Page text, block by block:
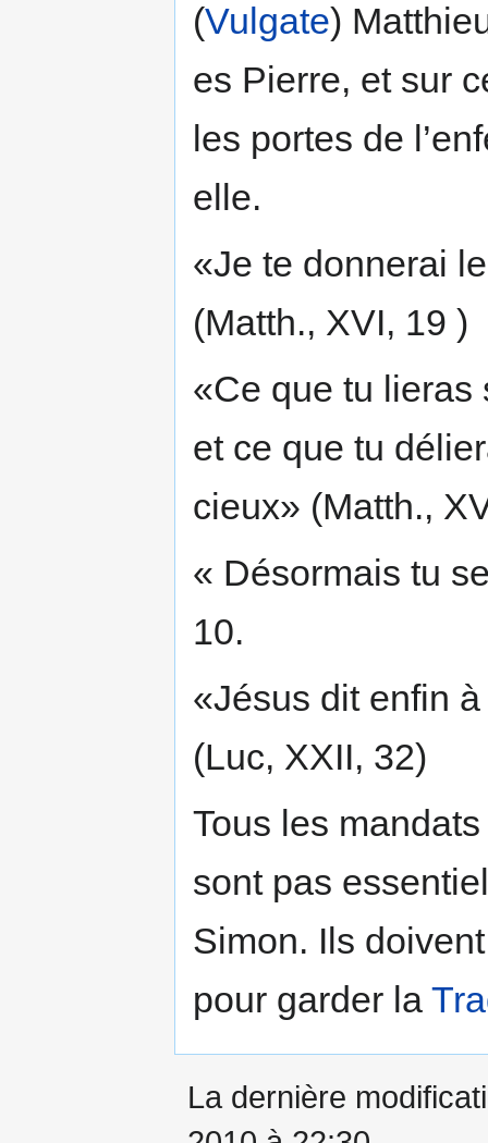
(Vulgate)
es Pierre, et sur
les portes de
elle.
«Je te donnerai
(Matth., XVI, 19 )
«Ce que tu lieras
et ce que tu
cieux» (Matth.,
« Désormais tu
10.
«Jésus dit enfin
(Luc, XXII, 32)
Tous les
sont pas
Simon. Ils
pour garder la
La dernière